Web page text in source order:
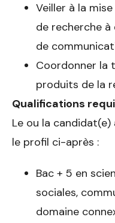
Veiller à la
de recherche à
de
Coordonner la
produits de la
Qualifications
Le ou la
le profil ci-après :
Bac + 5 en
sociales,
domaine